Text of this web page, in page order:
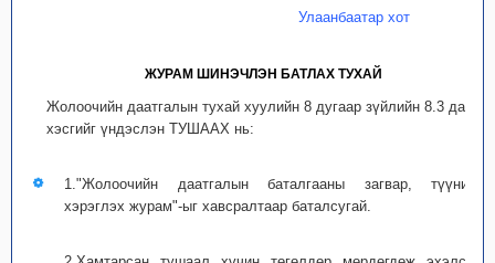
Улаанбаатар хот
ЖУРАМ ШИНЭЧЛЭН БАТЛАХ ТУХАЙ
Жолоочийн даатгалын тухай хуулийн 8 дугаар зүйлийн 8.3 дахь
хэсгийг үндэслэн ТУШААХ нь:
1."Жолоочийн даатгалын баталгааны загвар, түүнийг
хэрэглэх журам"-ыг хавсралтаар баталсугай.